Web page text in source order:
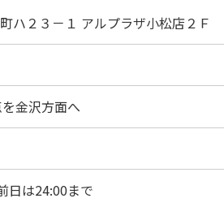
ハ２３－１ アルプラザ小松店２Ｆ
金沢方面へ
は24:00まで